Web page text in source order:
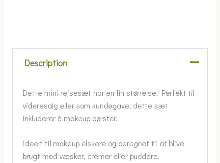
Description
Dette mini rejsesæt har en fin størrelse. Perfekt til
videresalg eller som kundegave, dette sæt
inkluderer 6 makeup børster.
Ideelt til makeup elskere og beregnet til at blive
brugt med væsker, cremer eller puddere.